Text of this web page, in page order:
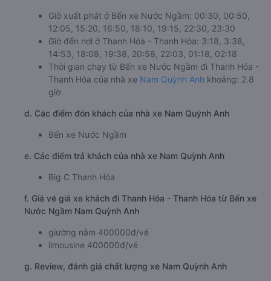
Giờ xuất phát ở Bến xe Nước Ngầm: 00:30, 00:50,
12:05, 15:20, 16:50, 18:10, 19:15, 22:30, 23:30
Giờ đến nơi ở Thanh Hóa - Thanh Hóa: 3:18, 3:38,
14:53, 18:08, 19:38, 20:58, 22:03, 01:18, 02:18
Thời gian chạy từ Bến xe Nước Ngầm đi Thanh Hóa -
Thanh Hóa của nhà xe Nam Quỳnh Anh khoảng: 2.8
giờ
d. Các điểm đón khách của nhà xe Nam Quỳnh Anh
Bến xe Nước Ngầm
e. Các điểm trả khách của nhà xe Nam Quỳnh Anh
Big C Thanh Hóa
f. Giá vé giá xe khách đi Thanh Hóa - Thanh Hóa từ Bến xe
Nước Ngầm Nam Quỳnh Anh
giường nằm 400000đ/vé
limousine 400000đ/vé
g. Review, đánh giá chất lượng xe Nam Quỳnh Anh